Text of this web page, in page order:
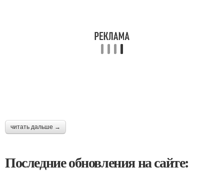
читать дальше →
Последние обновления на сайте: